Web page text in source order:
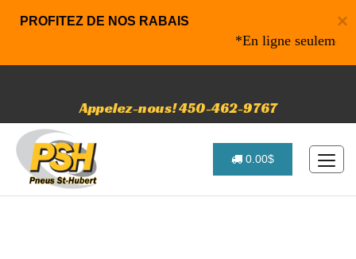
×
PROFITEZ DE NOS RABAIS
*En ligne seulement*
Appelez-nous! 450-462-9767
0.00$